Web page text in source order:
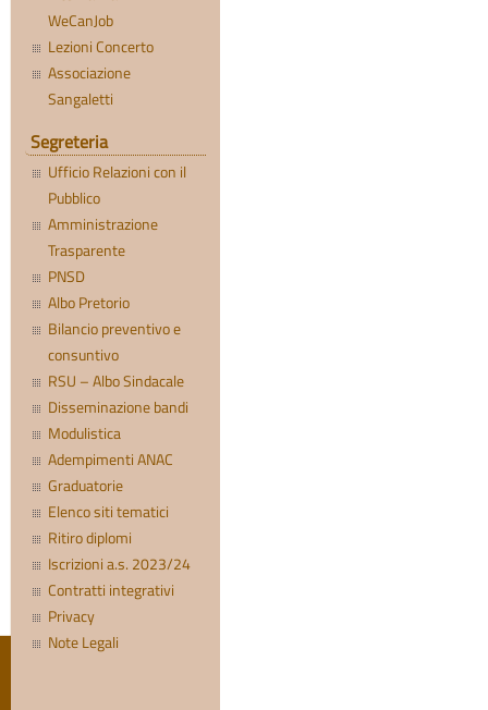
WeCanJob
Lezioni Concerto
Associazione
Sangaletti
Segreteria
Ufficio Relazioni con il
Pubblico
Amministrazione
Trasparente
PNSD
Albo Pretorio
Bilancio preventivo e
consuntivo
RSU – Albo Sindacale
Disseminazione bandi
Modulistica
Adempimenti ANAC
Graduatorie
Elenco siti tematici
Ritiro diplomi
Iscrizioni a.s. 2023/24
Contratti integrativi
Privacy
Note Legali